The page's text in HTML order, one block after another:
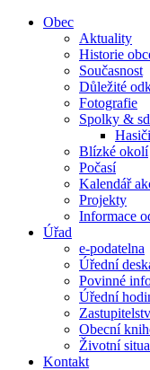
Obec
Aktuality
Historie
Současnost
Důležité
Fotografie
Spolky &
Hasiči
Blízké okolí
Počasí
Kalendář
Projekty
Informace
Úřad
e-podatelna
Úřední
Povinné
Úřední
Obecní
Životní
Kontakt